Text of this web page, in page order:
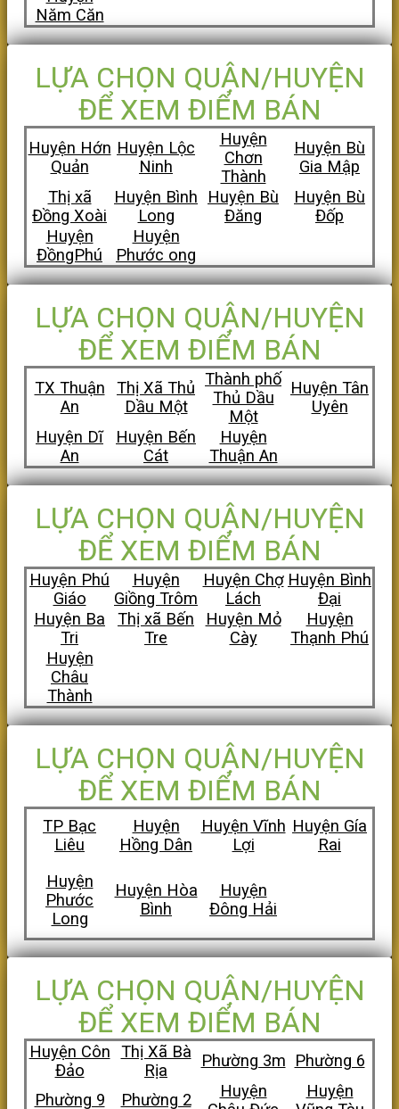
Năm Căn
LỰA CHỌN QUẬN/HUYỆN
ĐỂ XEM ĐIỂM BÁN
Huyện Hớn
Quản
Huyện Lộc
Ninh
Huyện
Chơn
Thành
Huyện Bù
Gia Mập
Thị xã
Đồng Xoài
Huyện Bình
Long
Huyện Bù
Đăng
Huyện Bù
Đốp
Huyện
ĐồngPhú
Huyện
Phước ong
LỰA CHỌN QUẬN/HUYỆN
ĐỂ XEM ĐIỂM BÁN
TX Thuận
An
Thị Xã Thủ
Dầu Một
Thành phố
Thủ Dầu
Một
Huyện Tân
Uyên
Huyện Dĩ
An
Huyện Bến
Cát
Huyện
Thuận An
LỰA CHỌN QUẬN/HUYỆN
ĐỂ XEM ĐIỂM BÁN
Huyện Phú
Giáo
Huyện
Giồng Trôm
Huyện Chợ
Lách
Huyện Bình
Đại
Huyện Ba
Tri
Thị xã Bến
Tre
Huyện Mỏ
Cày
Huyện
Thạnh Phú
Huyện
Châu
Thành
LỰA CHỌN QUẬN/HUYỆN
ĐỂ XEM ĐIỂM BÁN
TP Bạc
Liêu
Huyện
Hồng Dân
Huyện Vĩnh
Lợi
Huyện Gía
Rai
Huyện
Phước
Long
Huyện Hòa
Bình
Huyện
Đông Hải
LỰA CHỌN QUẬN/HUYỆN
ĐỂ XEM ĐIỂM BÁN
Huyện Côn
Đảo
Thị Xã Bà
Rịa
Phường 3m Phường 6
Phường 9 Phường 2
Huyện
Huyện